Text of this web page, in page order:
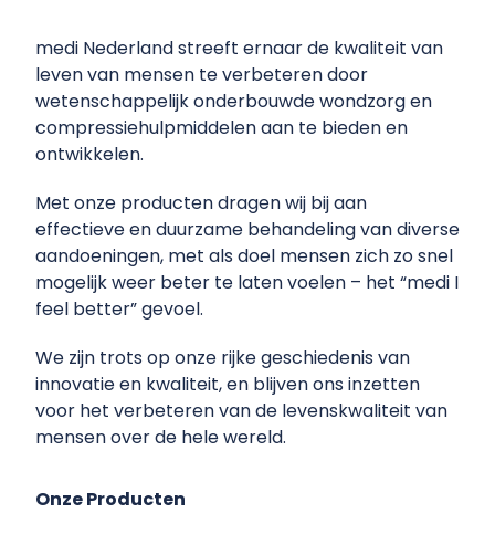
medi Nederland streeft ernaar de kwaliteit van
leven van mensen te verbeteren door
wetenschappelijk onderbouwde wondzorg en
compressiehulpmiddelen aan te bieden en
ontwikkelen.
Met onze producten dragen wij bij aan
effectieve en duurzame behandeling van diverse
aandoeningen, met als doel mensen zich zo snel
mogelijk weer beter te laten voelen – het “medi I
feel better” gevoel.
We zijn trots op onze rijke geschiedenis van
innovatie en kwaliteit, en blijven ons inzetten
voor het verbeteren van de levenskwaliteit van
mensen over de hele wereld.
Onze Producten